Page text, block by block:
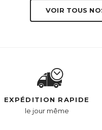
VOIR TOUS
EXPÉDITION RAPIDE
le jour même